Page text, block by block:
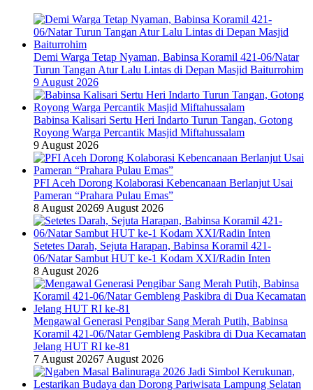
Demi Warga Tetap Nyaman, Babinsa Koramil 421-06/Natar
Turun Tangan Atur Lalu Lintas di Depan Masjid Baiturrohim
9 August 2026
Babinsa Kalisari Sertu Heri Indarto Turun Tangan, Gotong
Royong Warga Percantik Masjid Miftahussalam
9 August 2026
PFI Aceh Dorong Kolaborasi Kebencanaan Berlanjut Usai
Pameran “Prahara Pulau Emas”
8 August 20269 August 2026
Setetes Darah, Sejuta Harapan, Babinsa Koramil 421-
06/Natar Sambut HUT ke-1 Kodam XXI/Radin Inten
8 August 2026
Mengawal Generasi Pengibar Sang Merah Putih, Babinsa
Koramil 421-06/Natar Gembleng Paskibra di Dua Kecamatan
Jelang HUT RI ke-81
7 August 20267 August 2026